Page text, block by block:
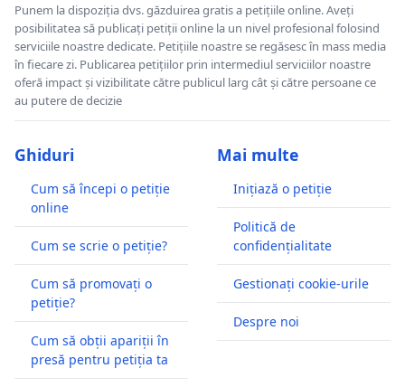
Punem la dispoziția dvs. găzduirea gratis a petițiile online. Aveți
posibilitatea să publicați petiții online la un nivel profesional folosind
serviciile noastre dedicate. Petițiile noastre se regăsesc în mass media
în fiecare zi. Publicarea petițiilor prin intermediul serviciilor noastre
oferă impact și vizibilitate către publicul larg cât și către persoane ce
au putere de decizie
Ghiduri
Cum să începi o petiție
online
Cum se scrie o petiție?
Cum să promovați o
petiție?
Cum să obții apariții în
presă pentru petiția ta
Mai multe
Inițiază o petiție
Politică de
confidențialitate
Gestionați cookie-urile
Despre noi